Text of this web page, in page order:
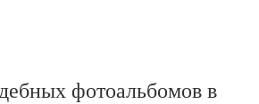
фотоальбомов в